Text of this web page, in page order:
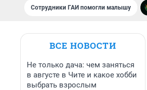
Сотрудники ГАИ помогли малышу
ВСЕ НОВОСТИ
Не только дача: чем заняться
в августе в Чите и какое хобби
выбрать взрослым